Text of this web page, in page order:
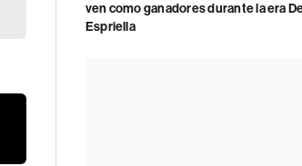
ven como ganadores durante la era
Espriella